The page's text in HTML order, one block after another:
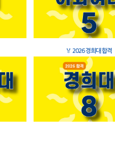
🏅 2026 경희대 합격